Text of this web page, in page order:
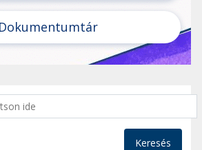
Dokumentumtár
Keresés